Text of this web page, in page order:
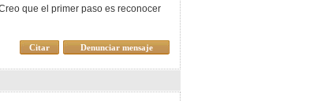
que el primer paso es reconocer
Denunciar mensaje
Citar